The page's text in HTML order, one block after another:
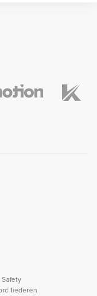
liederen